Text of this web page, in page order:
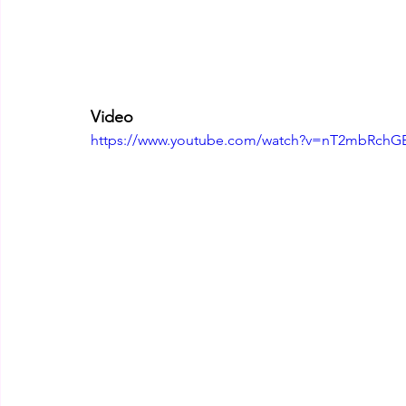
Video
https://www.youtube.com/